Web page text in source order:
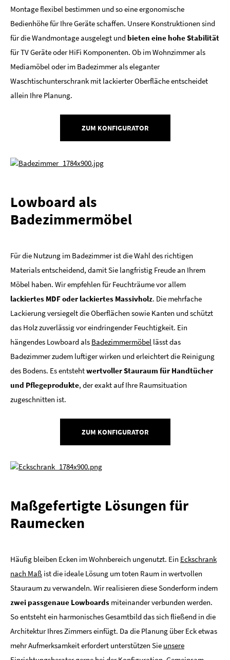
Montage flexibel bestimmen und so eine ergonomische
Bedienhöhe für Ihre Geräte schaffen. Unsere Konstruktionen sind
für die Wandmontage ausgelegt und bieten eine hohe Stabilität
für TV Geräte oder HiFi Komponenten. Ob im Wohnzimmer als
Mediamöbel oder im Badezimmer als eleganter
Waschtischunterschrank mit lackierter Oberfläche entscheidet
allein Ihre Planung.
ZUM KONFIGURATOR
Lowboard als
Badezimmermöbel
Für die Nutzung im Badezimmer ist die Wahl des richtigen
Materials entscheidend, damit Sie langfristig Freude an Ihrem
Möbel haben. Wir empfehlen für Feuchträume vor allem
lackiertes MDF oder lackiertes Massivholz. Die mehrfache
Lackierung versiegelt die Oberflächen sowie Kanten und schützt
das Holz zuverlässig vor eindringender Feuchtigkeit. Ein
hängendes Lowboard als Badezimmermöbel lässt das
Badezimmer zudem luftiger wirken und erleichtert die Reinigung
des Bodens. Es entstehtwertvoller Stauraum für Handtücher
und Pflegeprodukte, der exakt auf Ihre Raumsituation
zugeschnitten ist.
ZUM KONFIGURATOR
Maßgefertigte Lösungen für
Raumecken
Häufig bleiben Ecken im Wohnbereich ungenutzt. Ein Eckschrank
nach Maß ist die ideale Lösung um toten Raum in wertvollen
Stauraum zu verwandeln. Wir realisieren diese Sonderform indem
zwei passgenaue Lowboards miteinander verbunden werden.
So entsteht ein harmonisches Gesamtbild das sich fließend in die
Architektur Ihres Zimmers einfügt. Da die Planung über Eck etwas
mehr Aufmerksamkeit erfordert unterstützen Sie unsere